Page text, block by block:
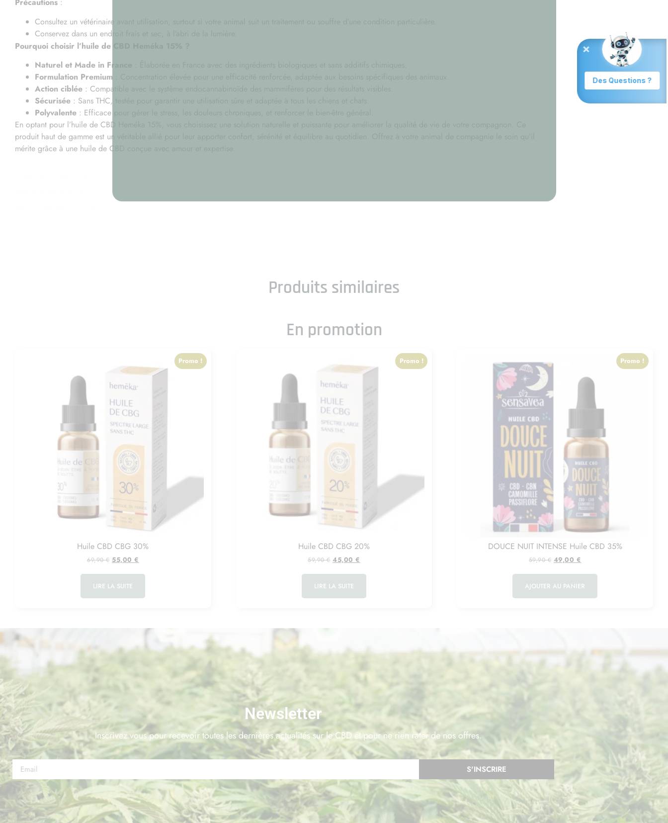
Précautions :
Consultez un vétérinaire avant utilisation, surtout si votre animal suit un traitement ou souffre d’une condition particulière.
Conservez dans un endroit frais et sec, à l’abri de la lumière.
Pourquoi choisir l’huile de CBD Heméka 15% ?
Naturel et Made in France
Formulation Premium
Action ciblée : Compatible avec le système endocannabinoïde des mammifères pour des résultats visibles.
Sécurisée : Sans THC, testée pour garantir une utilisation sûre et adaptée à tous les chiens et chats.
Polyvalente : Efficace pour gérer le stress, les douleurs chroniques, et renforcer le bien-être général.
En optant pour l’huile de CBD Heméka 15%, vous choisissez une solution naturelle et puissante pour améliorer la qualité de vie de votre compagnon. Ce
produit haut de gamme est un véritable allié pour leur apporter confort, sérénité et équilibre au quotidien. Offrez à votre animal de compagnie le soin qu’il
mérite grâce à une huile de CBD conçue avec amour et expertise.
Produits similaires
En promotion
Promo !
Huile CBD CBG 30%
69,90€ 55,00€
LIRE LA SUITE
Promo !
Huile CBD CBG 20%
59,90€ 45,00€
LIRE LA SUITE
Promo !
DOUCE NUIT INTENSE Huile CBD 35%
59,90€ 49,00 €
AJOUTER AU PANIER
Newsletter
Inscrivez vous pour recevoir toutes les dernières actualités sur le CBD et pour ne rien rater de nos offres.
S'INSCRIRE